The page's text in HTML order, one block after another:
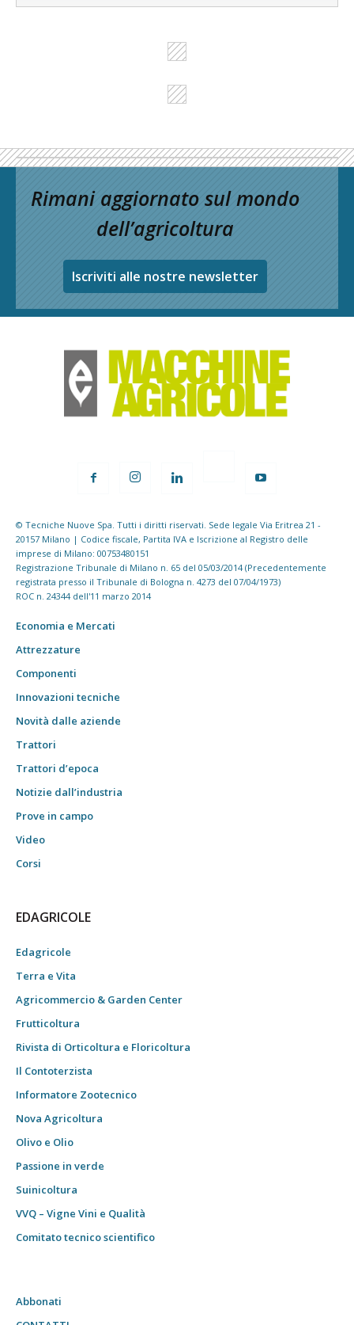
Rimani aggiornato sul mondo
dell’agricoltura
Iscriviti alle nostre newsletter
© Tecniche Nuove Spa. Tutti i diritti riservati. Sede legale Via Eritrea 21 -
20157 Milano | Codice fiscale, Partita IVA e Iscrizione al Registro delle
imprese di Milano: 00753480151
Registrazione Tribunale di Milano n. 65 del 05/03/2014 (Precedentemente
registrata presso il Tribunale di Bologna n. 4273 del 07/04/1973)
ROC n. 24344 dell'11 marzo 2014
Economia e Mercati
Attrezzature
Componenti
Innovazioni tecniche
Novità dalle aziende
Trattori
Trattori d’epoca
Notizie dall’industria
Prove in campo
Video
Corsi
EDAGRICOLE
Edagricole
Terra e Vita
Agricommercio & Garden Center
Frutticoltura
Rivista di Orticoltura e Floricoltura
Il Contoterzista
Informatore Zootecnico
Nova Agricoltura
Olivo e Olio
Passione in verde
Suinicoltura
VVQ – Vigne Vini e Qualità
Comitato tecnico scientifico
Abbonati